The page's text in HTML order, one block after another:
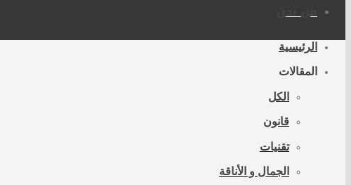
من نحن
الرئيسية
المقالات
الكل
قانون
تقنيات
الجمال و الأناقة